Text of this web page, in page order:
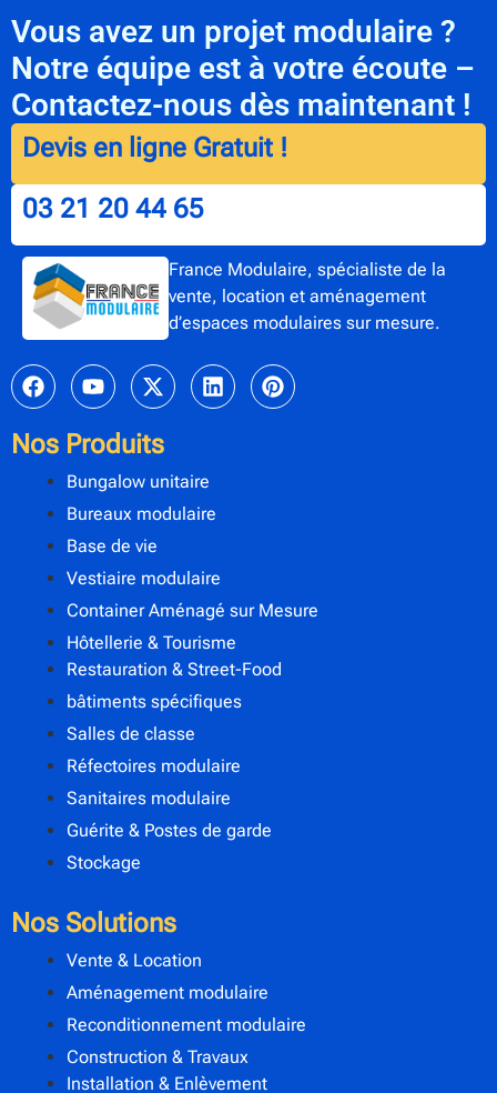
Vous avez un projet modulaire ?
Notre équipe est à votre écoute –
Contactez-nous dès maintenant !
Devis en ligne Gratuit !
03 21 20 44 65
France Modulaire, spécialiste de la
vente, location et aménagement
d’espaces modulaires sur mesure.
Nos Produits
Bungalow unitaire
Bureaux modulaire
Base de vie
Vestiaire modulaire
Container Aménagé sur Mesure
Hôtellerie & Tourisme
Restauration & Street-Food
bâtiments spécifiques
Salles de classe
Réfectoires modulaire
Sanitaires modulaire
Guérite & Postes de garde
Stockage
Nos Solutions
Vente & Location
Aménagement modulaire
Reconditionnement modulaire
Construction & Travaux
Installation & Enlèvement